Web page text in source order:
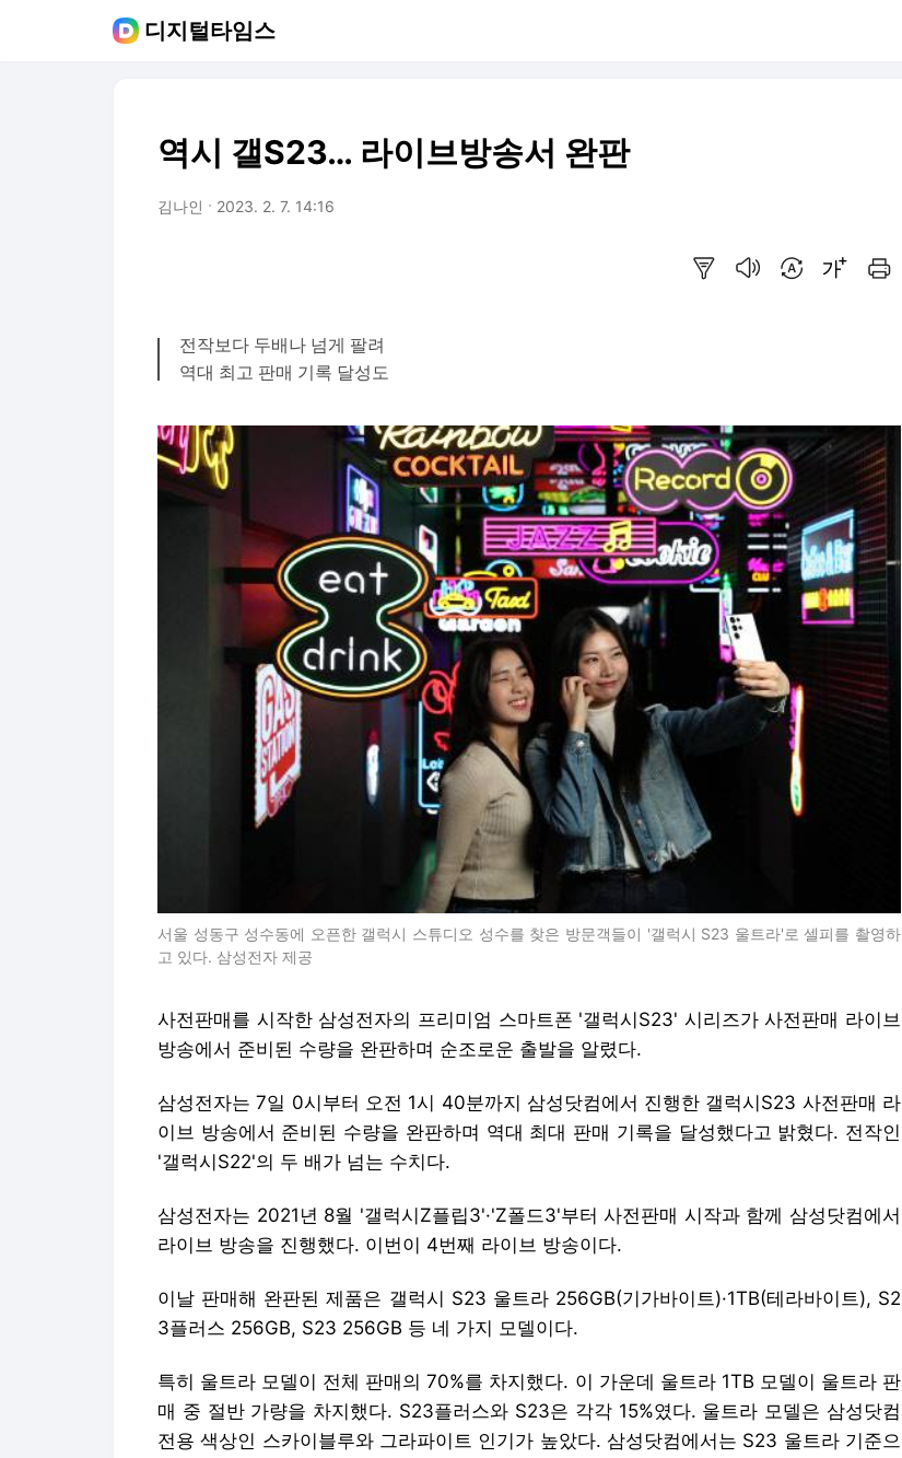
디지털타임스
역시 갤S23… 라이브방송서 완판
김나인 2023. 2. 7. 14:16
전작보다 두배나 넘게 팔려
역대 최고 판매 기록 달성도
서울 성동구 성수동에 오픈한 갤럭시 스튜디오 성수를 찾은 방문객들이 '갤럭시 S23 울트라'로 셀피를 촬영하
고 있다. 삼성전자 제공
사전판매를 시작한 삼성전자의 프리미엄 스마트폰 '갤럭시S23' 시리즈가 사전판매 라이브
방송에서 준비된 수량을 완판하며 순조로운 출발을 알렸다.
삼성전자는 7일 0시부터 오전 1시 40분까지 삼성닷컴에서 진행한 갤럭시S23 사전판매 라
이브 방송에서 준비된 수량을 완판하며 역대 최대 판매 기록을 달성했다고 밝혔다. 전작인
'갤럭시S22'의 두 배가 넘는 수치다.
삼성전자는 2021년 8월 '갤럭시Z플립3'·'Z폴드3'부터 사전판매 시작과 함께 삼성닷컴에서
라이브 방송을 진행했다. 이번이 4번째 라이브 방송이다.
이날 판매해 완판된 제품은 갤럭시 S23 울트라 256GB(기가바이트)·1TB(테라바이트), S2
3플러스 256GB, S23 256GB 등 네 가지 모델이다.
특히 울트라 모델이 전체 판매의 70%를 차지했다. 이 가운데 울트라 1TB 모델이 울트라 판
매 중 절반 가량을 차지했다. S23플러스와 S23은 각각 15%였다. 울트라 모델은 삼성닷컴
전용 색상인 스카이블루와 그라파이트 인기가 높았다. 삼성닷컴에서는 S23 울트라 기준으